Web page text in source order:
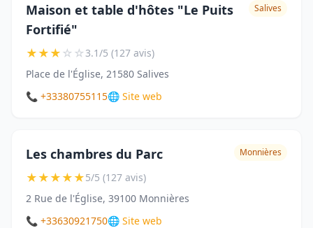
Maison et table d'hôtes "Le Puits
Fortifié"
Salives
★★★☆☆3.1/5 (127 avis)
Place de l'Église, 21580 Salives
📞 +33380755115🌐 Site web
Les chambres du Parc Monnières
★★★★★5/5 (127 avis)
2 Rue de l'Église, 39100 Monnières
📞 +33630921750🌐 Site web